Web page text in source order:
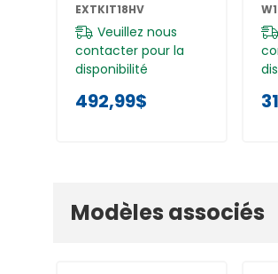
Po (76,2 Cm)
EXTKIT18HV
EXTKIT18HV
Veuillez nous
contacter pour la
disponibilité
492,99$
Modèles associés